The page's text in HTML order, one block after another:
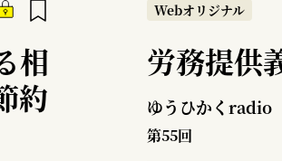
相
約
Webオリジナル
労務提供
ゆうひかくradio
第55回